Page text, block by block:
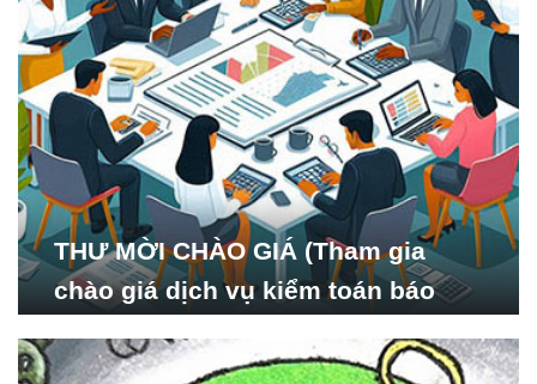
THƯ MỜI CHÀO GIÁ (Tham gia
chào giá dịch vụ kiểm toán báo
Nghiên cứu Phát triển Xã